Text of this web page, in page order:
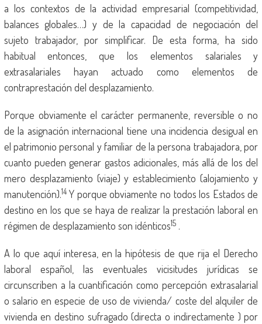
a los contextos de la actividad empresarial (competitividad,
balances globales…) y de la capacidad de negociación del
sujeto trabajador, por simplificar. De esta forma, ha sido
habitual entonces, que los elementos salariales y
extrasalariales hayan actuado como elementos de
contraprestación del desplazamiento.
Porque obviamente el carácter permanente, reversible o no
de la asignación internacional tiene una incidencia desigual en
el patrimonio personal y familiar de la persona trabajadora, por
cuanto pueden generar gastos adicionales, más allá de los del
mero desplazamiento (viaje) y establecimiento (alojamiento y
manutención).14Y porque obviamente no todos los Estados de
destino en los que se haya de realizar la prestación laboral en
régimen de desplazamiento son idénticos15.
A lo que aquí interesa, en la hipótesis de que rija el Derecho
laboral español, las eventuales vicisitudes jurídicas se
circunscriben a la cuantificación como percepción extrasalarial
o salario en especie de uso de vivienda/ coste del alquiler de
vivienda en destino sufragado (directa o indirectamente ) por